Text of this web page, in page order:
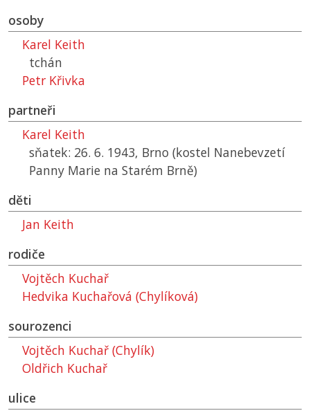
osoby
Karel Keith
tchán
Petr Křivka
partneři
Karel Keith
sňatek: 26. 6. 1943, Brno (kostel Nanebevzetí
Panny Marie na Starém Brně)
děti
Jan Keith
rodiče
Vojtěch Kuchař
Hedvika Kuchařová (Chylíková)
sourozenci
Vojtěch Kuchař (Chylík)
Oldřich Kuchař
ulice